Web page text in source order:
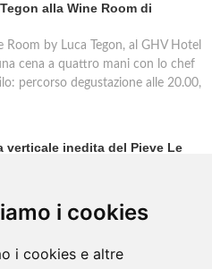
i cookies
i cookies e altre
alla Wine Room di
by Luca Tegon, al GHV Hotel
cena a quattro mani con lo chef
percorso degustazione alle 20.00,
verticale inedita del Pieve Le
presenta la verticale inedita del
dal 2016 al 2020 del Nobile di
per ripercorrere la genesi di una